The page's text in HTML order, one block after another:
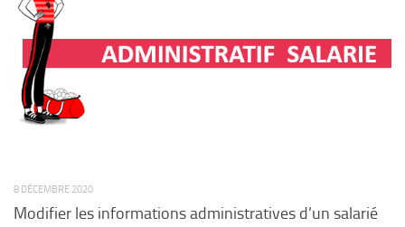
8 DÉCEMBRE 2020
Modifier les informations administratives d’un salarié